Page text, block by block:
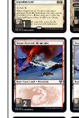
1
2